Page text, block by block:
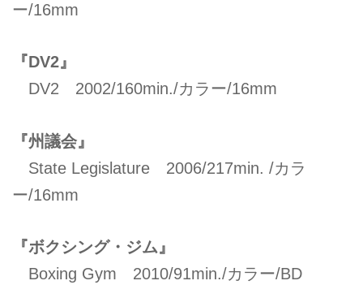
ー/16mm
『DV2』
DV2 2002/160min./カラー/16mm
『州議会』
State Legislature 2006/217min. /カラ
ー/16mm
『ボクシング・ジム』
Boxing Gym 2010/91min./カラー/BD